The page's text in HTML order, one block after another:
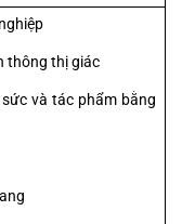
thông thị giác
và tác phẩm bằng